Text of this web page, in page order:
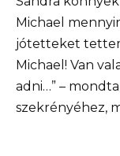
Michael
jótetteket
Michael! Van
adni…” –
szekrényéhez,